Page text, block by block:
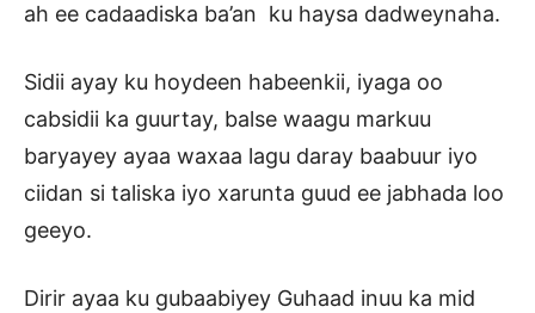
ah ee cadaadiska ba’an ku haysa dadweynaha.
Sidii ayay ku hoydeen habeenkii, iyaga oo
cabsidii ka guurtay, balse waagu markuu
baryayey ayaa waxaa lagu daray baabuur iyo
ciidan si taliska iyo xarunta guud ee jabhada loo
geeyo.
Dirir ayaa ku gubaabiyey Guhaad inuu ka mid